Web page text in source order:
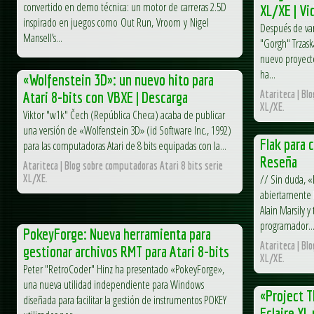
convertido en demo técnica: un motor de carreras 2.5D
inspirado en juegos como Out Run, Vroom y Nigel
Mansell’s...
XL/XE |
Después de
"Gorgh"
nuevo
ha...
Atariteca |
XL/XE.
«Wolfenstein 3D»: un nuevo hito para
Atari 8-bits con VBXE | Descarga
Viktor "w1k" Čech (República Checa) acaba de publicar
una versión de «Wolfenstein 3D» (id Software Inc., 1992)
para las computadoras Atari de 8 bits equipadas con la...
Atariteca | Blog sobre computadoras Atari 8 bits serie
XL/XE.
Flak para
Reseña
// Sin duda,
abiertamente
Alain Marsily
programador...
Atariteca |
XL/XE.
PokeyForge: Nueva herramienta para
gestionar archivos RMT para Atari 8-bits
Peter "RetroCoder" Hinz ha presentado «PokeyForge»,
una nueva utilidad independiente para Windows
diseñada para facilitar la gestión de instrumentos POKEY
«Project